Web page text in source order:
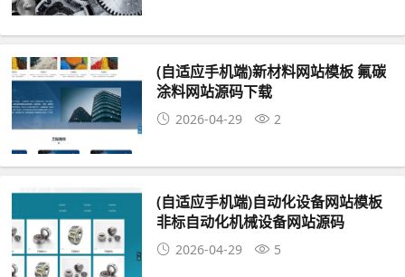
(自适应手机端)新材料网站模板 氟碳
涂料网站源码下载
2026-04-29 2
(自适应手机端)自动化设备网站模板
非标自动化机械设备网站源码
2026-04-29 5